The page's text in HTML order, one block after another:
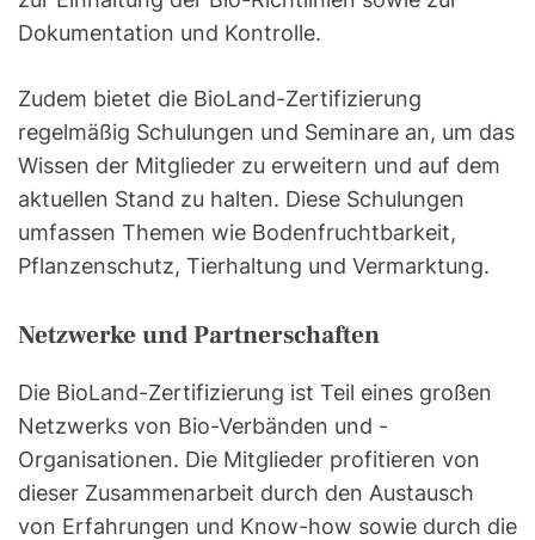
Dokumentation und Kontrolle.
Zudem bietet die BioLand-Zertifizierung
regelmäßig Schulungen und Seminare an, um das
Wissen der Mitglieder zu erweitern und auf dem
aktuellen Stand zu halten. Diese Schulungen
umfassen Themen wie Bodenfruchtbarkeit,
Pflanzenschutz, Tierhaltung und Vermarktung.
Netzwerke und Partnerschaften
Die BioLand-Zertifizierung ist Teil eines großen
Netzwerks von Bio-Verbänden und -
Organisationen. Die Mitglieder profitieren von
dieser Zusammenarbeit durch den Austausch
von Erfahrungen und Know-how sowie durch die